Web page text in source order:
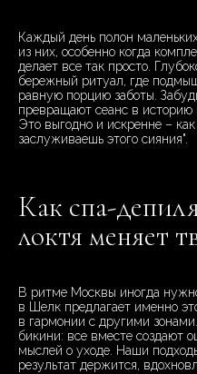
Каждый день полон
из них, особенно когда
делает все так просто.
бережный ритуал, где
равную порцию заботы.
превращают сеанс в историю
Это выгодно и искренне –
заслуживаешь этого сияния".
Как спа-
локтя меняет
В ритме Москвы иногда
в Шелк предлагает именно
в гармонии с другими
бикини: все вместе создают
мыслей о уходе. Наши
результат держится,